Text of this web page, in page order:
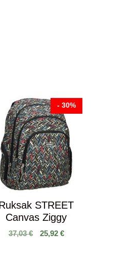
- 30%
STREET
Canvas Ziggy
37,03€ 25,92 €